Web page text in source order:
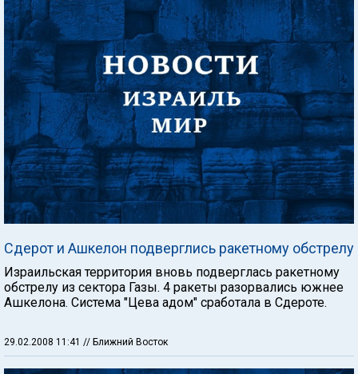
Сдерот и Ашкелон подверглись ракетному обстрелу
Израильская территория вновь подверглась ракетному
обстрелу из сектора Газы. 4 ракеты разорвались южнее
Ашкелона. Система "Цева адом" сработала в Сдероте.
29.02.2008 11:41 // Ближний Восток